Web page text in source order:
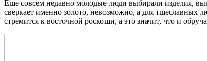
Еще совсем недавно молодые люди выбирали изделия,
сверкает именно золото, невозможно, а для тщеславных
стремится к восточной роскоши, а это значит, что и